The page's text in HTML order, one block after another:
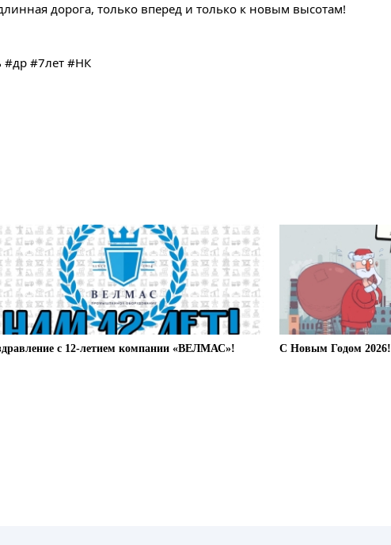
дорога, только вперед и только к новым высотам!
#7лет #НК
с 12-летием компании «ВЕЛМАС»! С Новым Годом 2026!